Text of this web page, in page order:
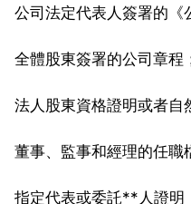
公司法定代表人簽署的《
全體股東簽署的公司章程
法人股東資格證明或者自
董事、監事和經理的任職
指定代表或委託**人證明